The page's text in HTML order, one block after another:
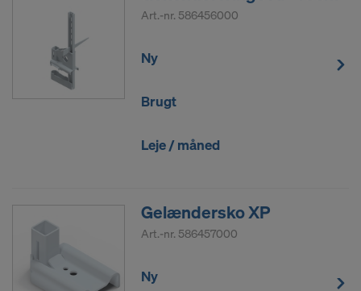
Art.-nr. 586456000
Ny
Brugt
Leje / måned
Gelændersko XP
Art.-nr. 586457000
Ny